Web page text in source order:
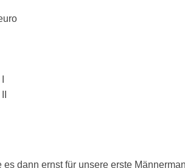
dann ernst für unsere erste